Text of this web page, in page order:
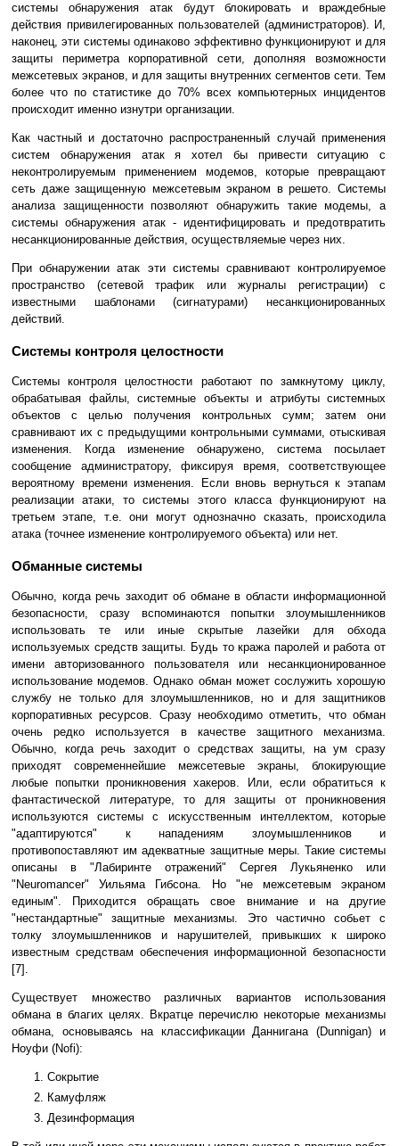
системы обнаружения атак будут блокировать и враждебные
действия привилегированных пользователей (администраторов). И,
наконец, эти системы одинаково эффективно функционируют и для
защиты периметра корпоративной сети, дополняя возможности
межсетевых экранов, и для защиты внутренних сегментов сети. Тем
более что по статистике до 70% всех компьютерных инцидентов
происходит именно изнутри организации.
Как частный и достаточно распространенный случай применения
систем обнаружения атак я хотел бы привести ситуацию с
неконтролируемым применением модемов, которые превращают
сеть даже защищенную межсетевым экраном в решето. Системы
анализа защищенности позволяют обнаружить такие модемы, а
системы обнаружения атак - идентифицировать и предотвратить
несанкционированные действия, осуществляемые через них.
При обнаружении атак эти системы сравнивают контролируемое
пространство (сетевой трафик или журналы регистрации) с
известными шаблонами (сигнатурами) несанкционированных
действий.
Системы контроля целостности
Системы контроля целостности работают по замкнутому циклу,
обрабатывая файлы, системные объекты и атрибуты системных
объектов с целью получения контрольных сумм; затем они
сравнивают их с предыдущими контрольными суммами, отыскивая
изменения. Когда изменение обнаружено, система посылает
сообщение администратору, фиксируя время, соответствующее
вероятному времени изменения. Если вновь вернуться к этапам
реализации атаки, то системы этого класса функционируют на
третьем этапе, т.е. они могут однозначно сказать, происходила
атака (точнее изменение контролируемого объекта) или нет.
Обманные системы
Обычно, когда речь заходит об обмане в области информационной
безопасности, сразу вспоминаются попытки злоумышленников
использовать те или иные скрытые лазейки для обхода
используемых средств защиты. Будь то кража паролей и работа от
имени авторизованного пользователя или несанкционированное
использование модемов. Однако обман может сослужить хорошую
службу не только для злоумышленников, но и для защитников
корпоративных ресурсов. Сразу необходимо отметить, что обман
очень редко используется в качестве защитного механизма.
Обычно, когда речь заходит о средствах защиты, на ум сразу
приходят современнейшие межсетевые экраны, блокирующие
любые попытки проникновения хакеров. Или, если обратиться к
фантастической литературе, то для защиты от проникновения
используются системы с искусственным интеллектом, которые
"адаптируются" к нападениям злоумышленников и
противопоставляют им адекватные защитные меры. Такие системы
описаны в "Лабиринте отражений" Сергея Лукьяненко или
"Neuromancer" Уильяма Гибсона. Но "не межсетевым экраном
единым". Приходится обращать свое внимание и на другие
"нестандартные" защитные механизмы. Это частично собьет с
толку злоумышленников и нарушителей, привыкших к широко
известным средствам обеспечения информационной безопасности
[7].
Существует множество различных вариантов использования
обмана в благих целях. Вкратце перечислю некоторые механизмы
обмана, основываясь на классификации Даннигана (Dunnigan) и
Ноуфи (Nofi):
Сокрытие
Камуфляж
Дезинформация